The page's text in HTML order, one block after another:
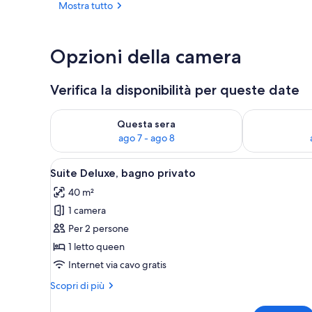
Mostra tutto
Opzioni della camera
Verifica la disponibilità per queste date
Questa sera
ago 7 - ago 8
Verifica la disponibilità per questa sera, ago 7 - ago 8
Verifica la
Apri
tutte
le
foto
per
Suite
Deluxe,
privato
Una camera da letto con un
7
Suite Deluxe, bagno privato
40 m²
1 camera
Per 2 persone
1 letto queen
Internet via cavo gratis
Scopri di più
Altri